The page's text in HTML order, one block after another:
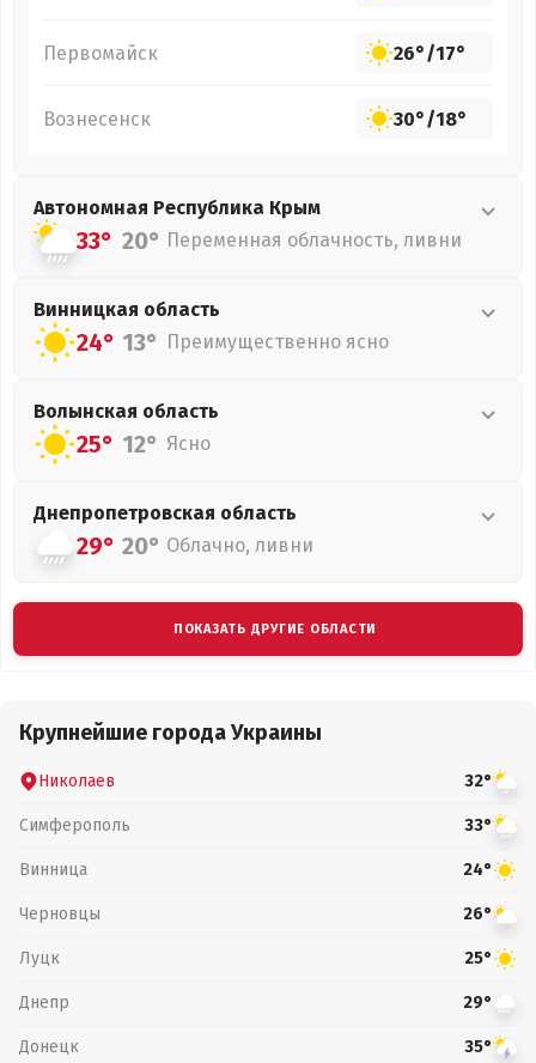
Первомайск 26°/17°
Вознесенск 30°/18°
Автономная Республика Крым
33° 20° Переменная облачность, ливни
Винницкая область
24° 13° Преимущественно ясно
Волынская область
25° 12° Ясно
Днепропетровская область
29° 20° Облачно, ливни
ПОКАЗАТЬ ДРУГИЕ ОБЛАСТИ
Крупнейшие города Украины
Николаев 32°
Симферополь 33°
Винница 24°
Черновцы 26°
Луцк 25°
Днепр 29°
Донецк 35°